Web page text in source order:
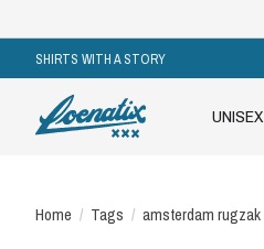
SHIRTS WITH A STORY
UNISEX
Home / Tags / amsterdam rugzak